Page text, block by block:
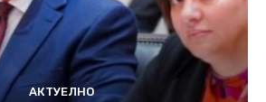
АКТУЕЛНО